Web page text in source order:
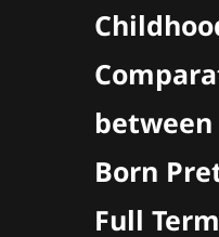
Born
Full Term